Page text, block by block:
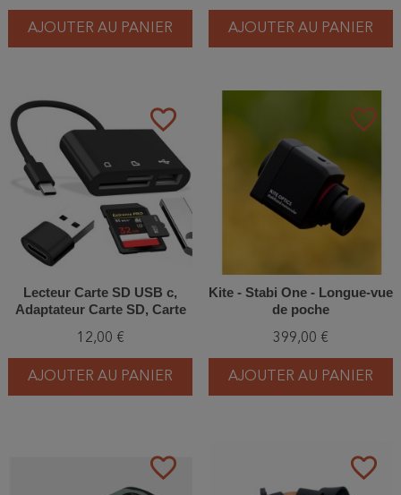
AJOUTER AU PANIER AJOUTER AU PANIER
favorite_border
Lecteur Carte SD USB c,
Adaptateur Carte SD, Carte
mémoire externe, Lecteur de
Carte SD USB
12,00 €
AJOUTER AU PANIER
favorite_border
Kite - Stabi One - Longue-vue
de poche
399,00 €
AJOUTER AU PANIER
favorite_border favorite_border